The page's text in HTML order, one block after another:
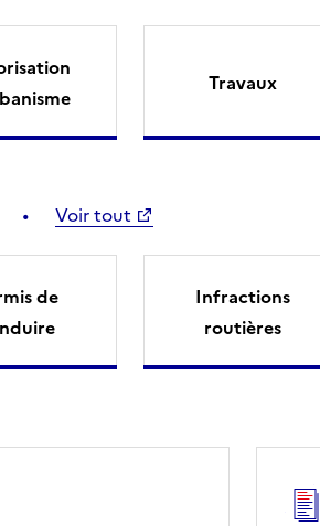
Travaux
Voir tout
de
Infractions
routières